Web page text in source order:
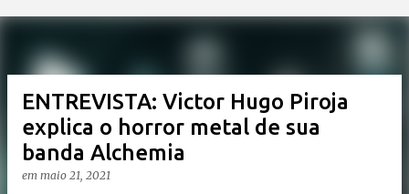
ENTREVISTA: Victor Hugo Piroja
explica o horror metal de sua
banda Alchemia
em maio 21, 2021